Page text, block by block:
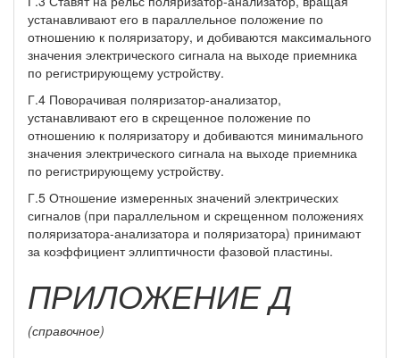
устанавливают его в параллельное положение по
отношению к поляризатору, и добиваются максимального
значения электрического сигнала на выходе приемника
по регистрирующему устройству.
Г.4 Поворачивая поляризатор-анализатор,
устанавливают его в скрещенное положение по
отношению к поляризатору и добиваются минимального
значения электрического сигнала на выходе приемника
по регистрирующему устройству.
Г.5 Отношение измеренных значений электрических
сигналов (при параллельном и скрещенном положениях
поляризатора-анализатора и поляризатора) принимают
за коэффициент эллиптичности фазовой пластины.
ПРИЛОЖЕНИЕ Д
(справочное)